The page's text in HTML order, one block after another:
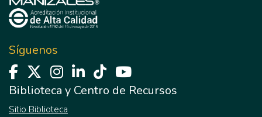
Síguenos
Biblioteca y Centro de Recursos
Sitio Biblioteca